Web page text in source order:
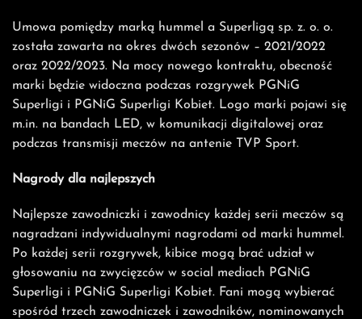
Umowa pomiędzy marką hummel a Superligą sp. z. o. o.
została zawarta na okres dwóch sezonów – 2021/2022
oraz 2022/2023. Na mocy nowego kontraktu, obecność
marki będzie widoczna podczas rozgrywek PGNiG
Superligi i PGNiG Superligi Kobiet. Logo marki pojawi się
m.in. na bandach LED, w komunikacji digitalowej oraz
podczas transmisji meczów na antenie TVP Sport.
Nagrody dla najlepszych
Najlepsze zawodniczki i zawodnicy każdej serii meczów są
nagradzani indywidualnymi nagrodami od marki hummel.
Po każdej serii rozgrywek, kibice mogą brać udział w
głosowaniu na zwycięzców w social mediach PGNiG
Superligi i PGNiG Superligi Kobiet. Fani mogą wybierać
spośród trzech zawodniczek i zawodników, nominowanych